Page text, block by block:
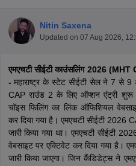
Syllabus JEE Main Study
JEE Advanced Exam Pattern
GATE Cutoff GATE Result
View All
Nitin Saxena
Updated on 07 Aug 2026,
एमएचटी सीईटी काउंसलिंग 2026
-महाराष्ट्र के स्टेट सीईटी सेल ने 7 से
CAP राउंड 2 के लिए ऑप्शन एंट्री शुरू
चॉइस फिलिंग का लिंक ऑफिशियल
कर दिया गया है। एमएचटी सीईटी 2026
जारी किया गया था। एमएचटी सीईटी
वेबसाइट पर एक्टिवेट कर दिया गया है।
जारी किया जाएगा। जिन कैंडिडेट्स ने